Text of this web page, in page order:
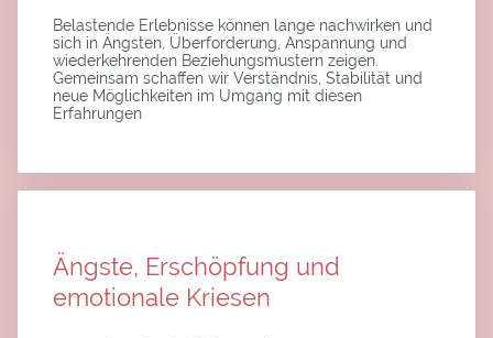
Belastende Erlebnisse können lange nachwirken und
sich in Ängsten, Überforderung, Anspannung und
wiederkehrenden Beziehungsmustern zeigen.
Gemeinsam schaffen wir Verständnis, Stabilität und
neue Möglichkeiten im Umgang mit diesen
Erfahrungen
Ängste, Erschöpfung und
emotionale Kriesen